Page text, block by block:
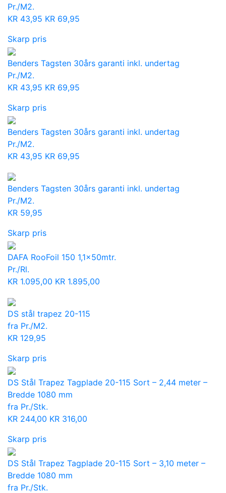
Pr./M2.
KR 43,95 KR 69,95
Skarp pris
Benders Tagsten 30års garanti inkl. undertag
Pr./M2.
KR 43,95 KR 69,95
Skarp pris
Benders Tagsten 30års garanti inkl. undertag
Pr./M2.
KR 43,95 KR 69,95
Benders Tagsten 30års garanti inkl. undertag
Pr./M2.
KR 59,95
Skarp pris
DAFA RooFoil 150 1,1x50mtr.
Pr./Rl.
KR 1.095,00 KR 1.895,00
DS stål trapez 20-115
fra Pr./M2.
KR 129,95
Skarp pris
DS Stål Trapez Tagplade 20-115 Sort – 2,44 meter –
Bredde 1080 mm
fra Pr./Stk.
KR 244,00 KR 316,00
Skarp pris
DS Stål Trapez Tagplade 20-115 Sort – 3,10 meter –
Bredde 1080 mm
fra Pr./Stk.